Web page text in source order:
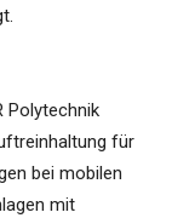
Polytechnik
für
bei mobilen
mit